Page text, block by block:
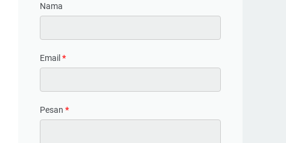
Nama
Email *
Pesan *